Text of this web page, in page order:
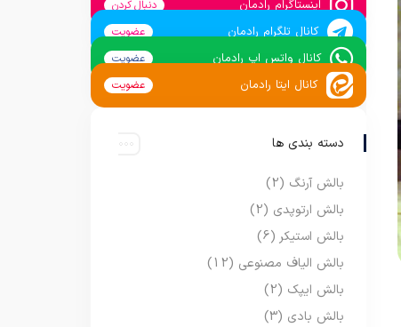
اینستاگرام رادمان دنبال کردن
کانال تلگرام رادمان عضویت
کانال واتس اپ رادمان عضویت
کانال ایتا رادمان عضویت
دسته بندی ها
بالش آرنگ (2)
بالش ارتوپدی (2)
بالش استیکر (6)
بالش الیاف مصنوعی (12)
بالش ایپک (2)
بالش بادی (3)